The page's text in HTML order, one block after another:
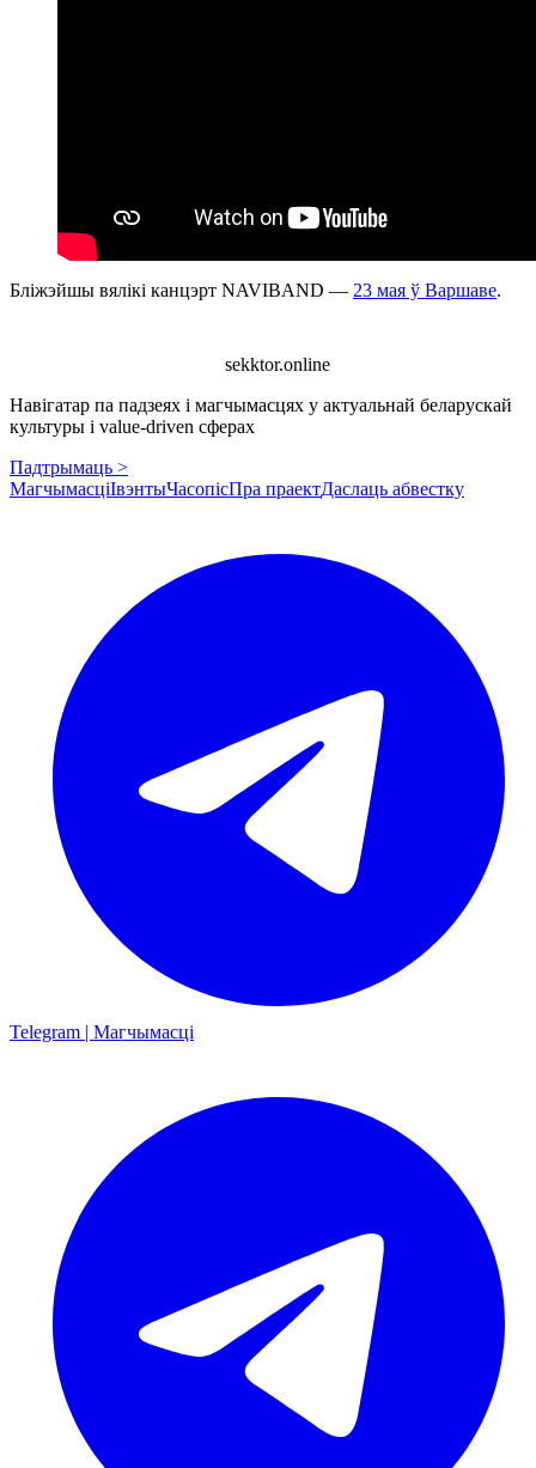
Бліжэйшы вялікі канцэрт NAVIBAND — 23 мая ў Варшаве.
sekktor.online
Навігатар па падзеях і магчымасцях у актуальнай беларускай
культуры і value-driven сферах
Падтрымаць >
МагчымасціІвэнтыЧасопісПра праектДаслаць абвестку
Telegram | Магчымасці